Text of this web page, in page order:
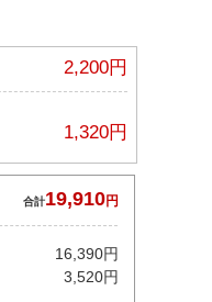
2,200円
1,320円
合計19,910円
16,390円
3,520円